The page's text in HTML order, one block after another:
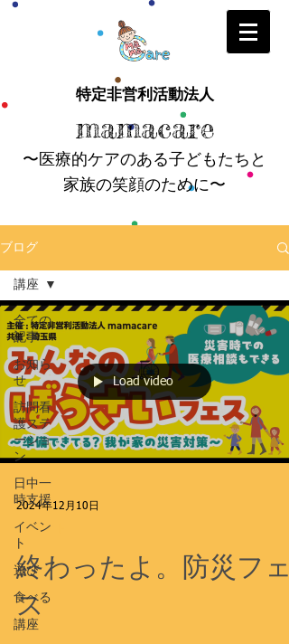
特定非営利活動法人
mamacare
〜医療的ケアのある子どもたちと
家族の笑顔のために〜
ブログ
全ての
記事
お知ら
せ
訪問看
護ステ
ーショ
ン
日中一
時支援
イベン
ト
遊び
食べる
講座
講座
Load video
2024年12月10日
イベント
終わったよ。防災フェ
ス